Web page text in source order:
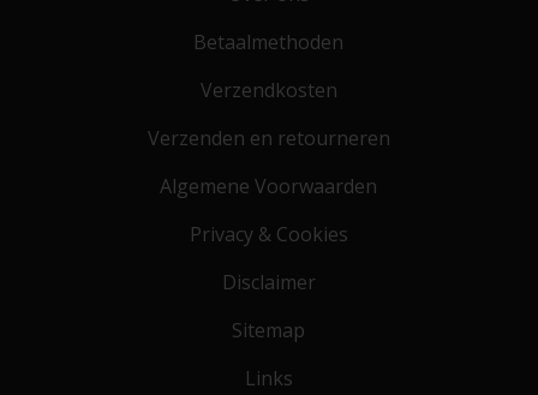
Betaalmethoden
Verzendkosten
Verzenden en retourneren
Algemene Voorwaarden
Privacy & Cookies
Disclaimer
Sitemap
Links